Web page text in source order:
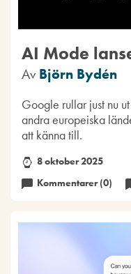
AI Mode
Av Björn Bydén
Google rullar just nu
andra europeiska
att känna till.
8 oktober 2025
Kommentarer (0)